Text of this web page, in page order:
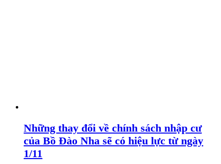
Những thay đổi về chính sách nhập cư
của Bồ Đào Nha sẽ có hiệu lực từ ngày
1/11